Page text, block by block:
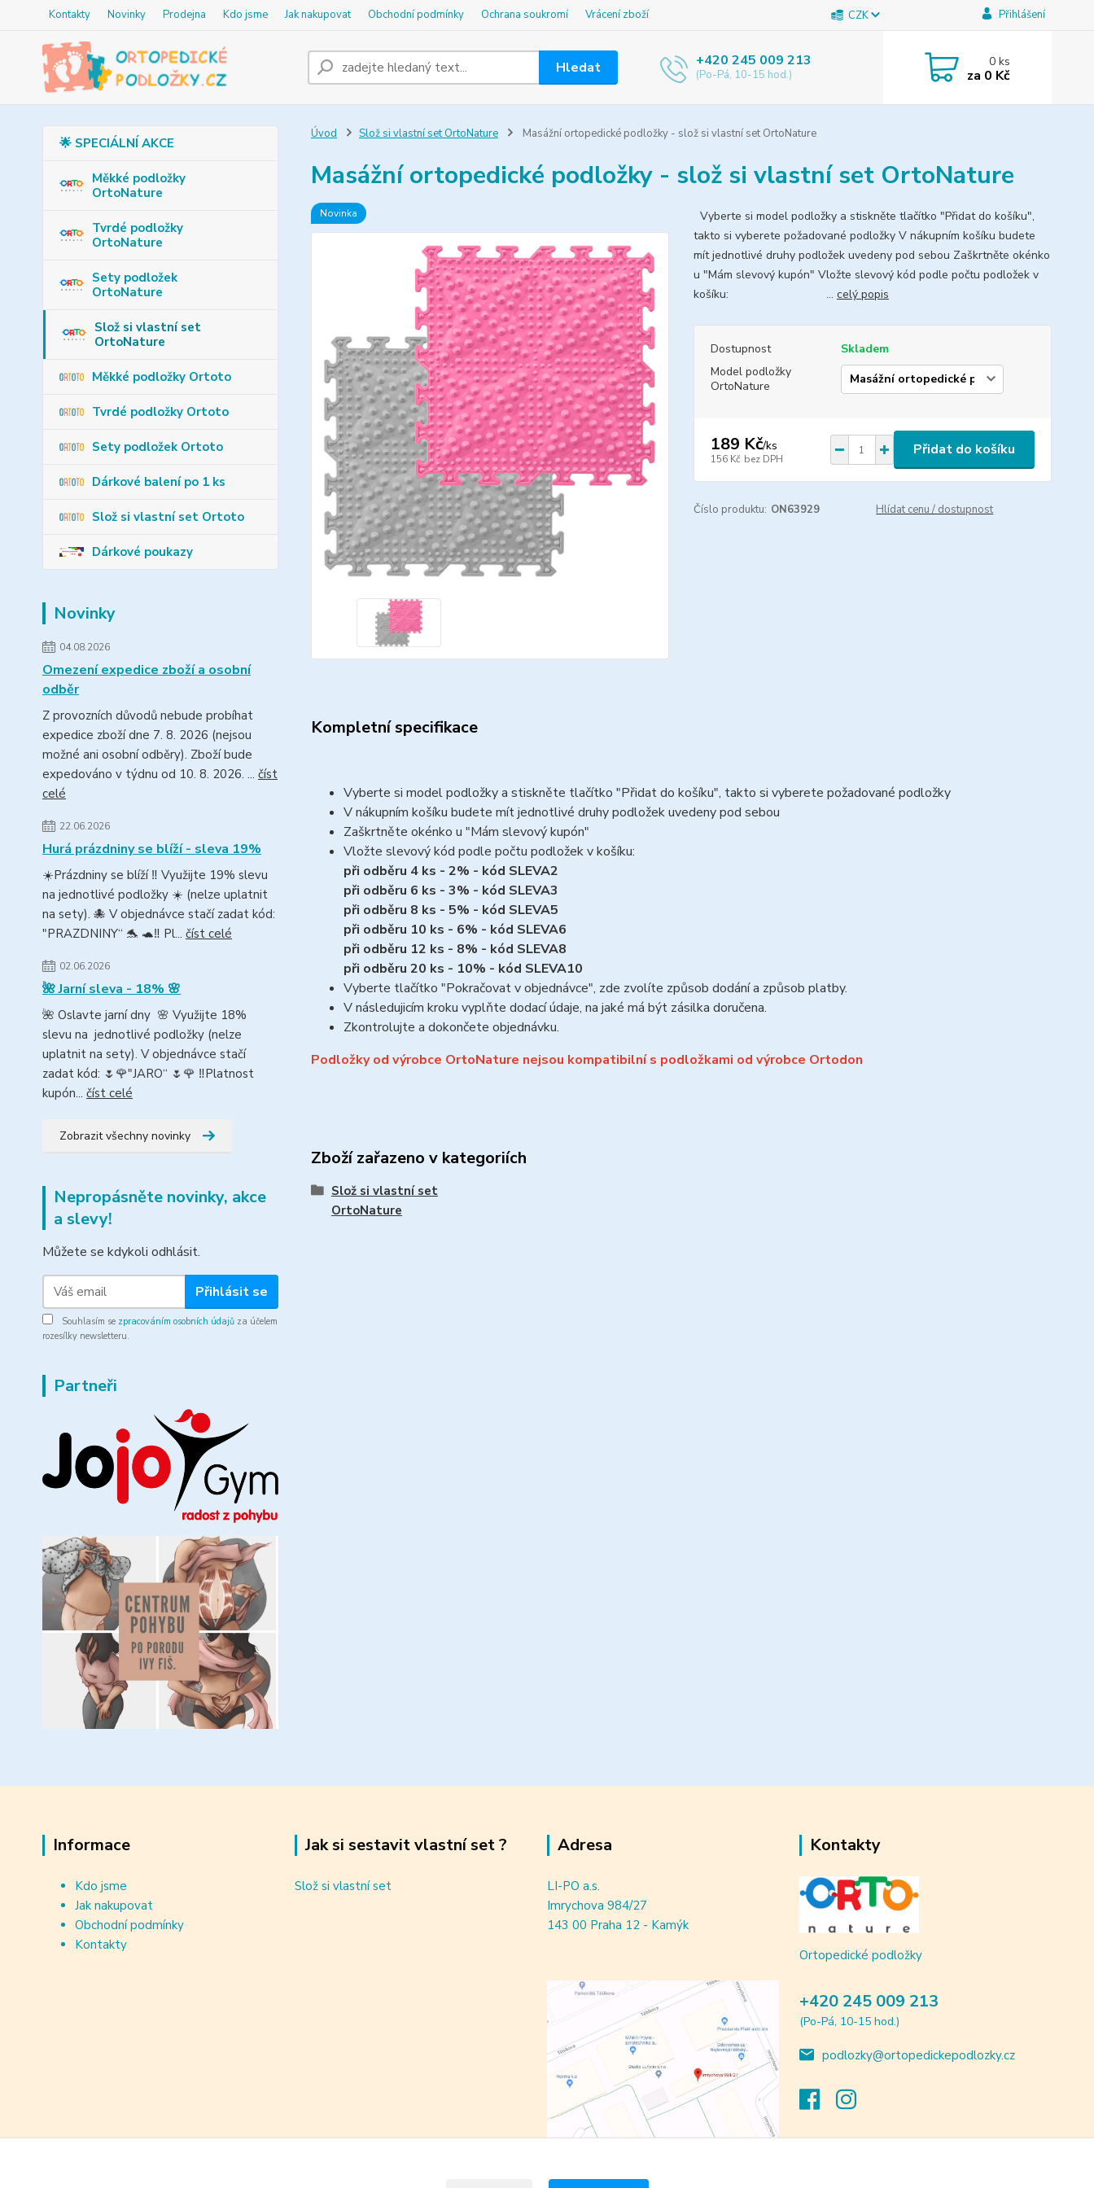
Kontakty Novinky Prodejna Kdo jsme Jak nakupovat Obchodní podmínky Ochrana soukromí Vrácení zboží CZK Přihlášení
Hledat +420 245 009 213
(Po-Pá, 10-15 hod.)
0ks
za 0 Kč
🌟 SPECIÁLNÍ AKCE
Měkké podložky
OrtoNature
Tvrdé podložky
OrtoNature
Sety podložek
OrtoNature
Slož si vlastní set
OrtoNature
Měkké podložky Ortoto
Tvrdé podložky Ortoto
Sety podložek Ortoto
Dárkové balení po 1 ks
Slož si vlastní set Ortoto
Dárkové poukazy
Novinky
04.08.2026
Omezení expedice zboží a osobní
odběr
Z provozních důvodů nebude probíhat
expedice zboží dne 7. 8. 2026 (nejsou
možné ani osobní odběry). Zboží bude
expedováno v týdnu od 10. 8. 2026. ... číst
celé
22.06.2026
Hurá prázdniny se blíží - sleva 19%
☀️Prázdniny se blíží ‼️ Využijte 19% slevu
na jednotlivé podložky ☀️ (nelze uplatnit
na sety). 🐙 V objednávce stačí zadat kód:
"PRAZDNINY“ 🐬 🐢‼️ Pl... číst celé
02.06.2026
🌺 Jarní sleva - 18% 🌸
🌺 Oslavte jarní dny 🌸 Využijte 18%
slevu na jednotlivé podložky (nelze
uplatnit na sety). V objednávce stačí
zadat kód: 🌷🌹"JARO“ 🌷🌹 ‼️Platnost
kupón... číst celé
Zobrazit všechny novinky
Nepropásněte novinky, akce
a slevy!
Můžete se kdykoli odhlásit.
Přihlásit se
Souhlasím se zpracováním osobních údajů za účelem
rozesílky newsletteru.
Partneři
Úvod Slož si vlastní set OrtoNature Masážní ortopedické podložky - slož si vlastní set OrtoNature
Masážní ortopedické podložky - slož si vlastní set OrtoNature
Novinka
Vyberte si model podložky a stiskněte tlačítko "Přidat do košíku",
takto si vyberete požadované podložky V nákupním košíku budete
mít jednotlivé druhy podložek uvedeny pod sebou Zaškrtněte okénko
u "Mám slevový kupón" Vložte slevový kód podle počtu podložek v
košíku: ... celý popis
Dostupnost
Skladem
Model podložky
OrtoNature
189 Kč/ks
156 Kč bez DPH
Přidat do košíku
Číslo produktu: ON63929 Hlídat cenu / dostupnost
Kompletní specifikace
Vyberte si model podložky a stiskněte tlačítko "Přidat do košíku", takto si vyberete požadované podložky
V nákupním košíku budete mít jednotlivé druhy podložek uvedeny pod sebou
Zaškrtněte okénko u "Mám slevový kupón"
Vložte slevový kód podle počtu podložek v košíku:
při odběru 4 ks - 2% - kód SLEVA2
při odběru 6 ks - 3% - kód SLEVA3
při odběru 8 ks - 5% - kód SLEVA5
při odběru 10 ks - 6% - kód SLEVA6
při odběru 12 ks - 8% - kód SLEVA8
při odběru 20 ks - 10% - kód SLEVA10
Vyberte tlačítko "Pokračovat v objednávce", zde zvolíte způsob dodání a způsob platby.
V následujicím kroku vyplňte dodací údaje, na jaké má být zásilka doručena.
Zkontrolujte a dokončete objednávku.
Podložky od výrobce OrtoNature nejsou kompatibilní s podložkami od výrobce Ortodon
Zboží zařazeno v kategoriích
Slož si vlastní set
OrtoNature
Informace
Kdo jsme
Jak nakupovat
Obchodní podmínky
Kontakty
Jak si sestavit vlastní set ?
Slož si vlastní set
Adresa
LI-PO a.s.
Imrychova 984/27
143 00 Praha 12 - Kamýk
Kontakty
Ortopedické podložky
+420 245 009 213
(Po-Pá, 10-15 hod.)
podlozky@ortopedickepodlozky.cz